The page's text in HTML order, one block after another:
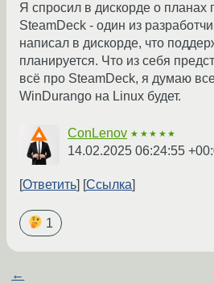
Я спросил в дискорде о планах
SteamDeck - один из
написал в дискорде, что
планируется. Что из себя
всё про SteamDeck, я думаю
WinDurango на Linux будет.
ConLenov ★★★★★
14.02.2025 06:24:55
Ответить Ссылка
1
←